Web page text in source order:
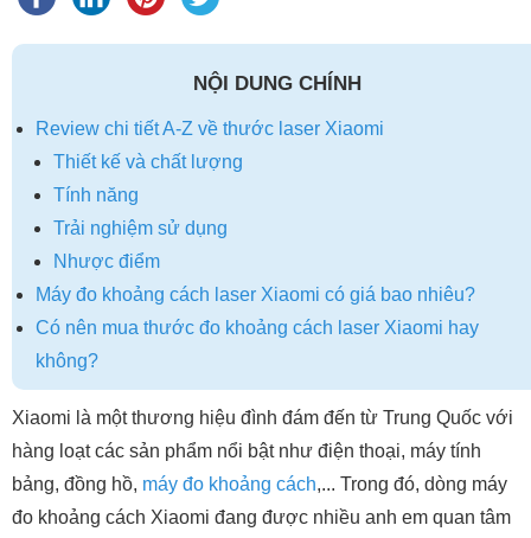
NỘI DUNG CHÍNH
Review chi tiết A-Z về thước laser Xiaomi
Thiết kế và chất lượng
Tính năng
Trải nghiệm sử dụng
Nhược điểm
Máy đo khoảng cách laser Xiaomi có giá bao nhiêu?
Có nên mua thước đo khoảng cách laser Xiaomi hay
không?
Xiaomi là một thương hiệu đình đám đến từ Trung Quốc với
hàng loạt các sản phẩm nổi bật như điện thoại, máy tính
bảng, đồng hồ, máy đo khoảng cách,... Trong đó, dòng máy
đo khoảng cách Xiaomi đang được nhiều anh em quan tâm